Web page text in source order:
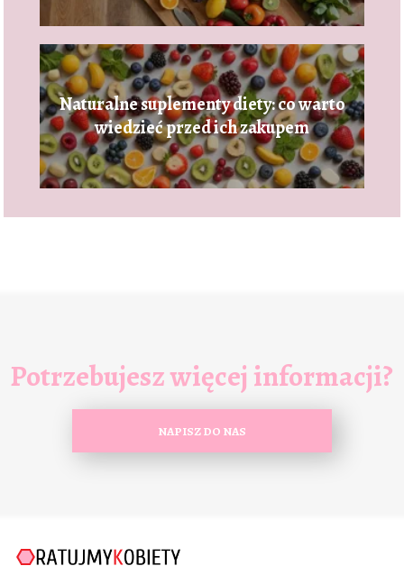
Naturalne suplementy diety: co warto
wiedzieć przed ich zakupem
Potrzebujesz więcej informacji?
NAPISZ DO NAS